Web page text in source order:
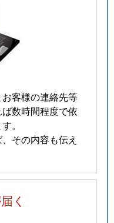
客様の連絡先等
数時間程度で依
。
その内容も伝え
く